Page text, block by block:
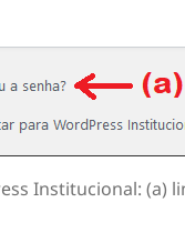
Institucional: (a)